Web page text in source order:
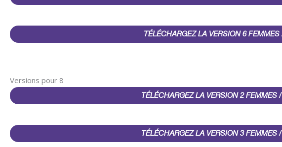
TÉLÉCHARGEZ LA VERSION 6
Versions pour 8
TÉLÉCHARGEZ LA VERSION 2 FEMMES
TÉLÉCHARGEZ LA VERSION 3 FEMMES